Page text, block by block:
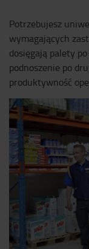
Potrzebujesz
wymagających
dosięgają palety
podnoszenie po
produktywność